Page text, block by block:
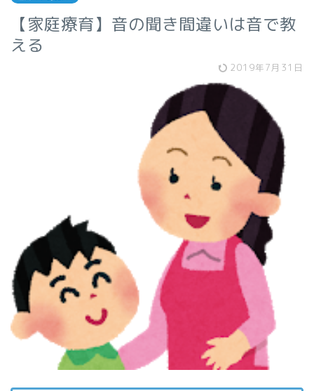
【家庭療育】音の聞き間違いは音で教
える
2019年7月31日